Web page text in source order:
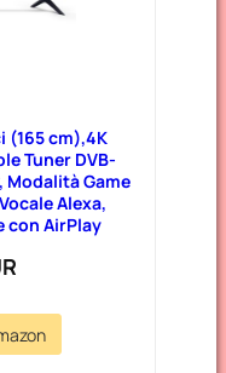
(165 cm),4K
Tuner DVB-
Modalità Game
Alexa,
con AirPlay